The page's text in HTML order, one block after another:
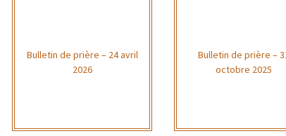
Bulletin de prière – 24 avril
2026
Bulletin de prière –
octobre 2025